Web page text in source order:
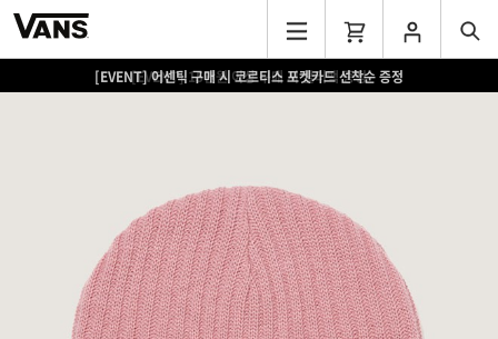
[EVENT] 어센틱 구매 시 코르티스 포켓카드 선착순 증정
[EVENT] 15만원 이상 구매 시 쿨러백 증정